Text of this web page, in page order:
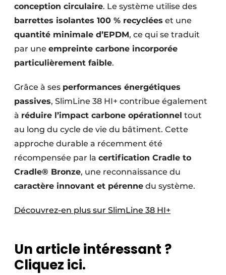
conception circulaire. Le système utilise des
barrettes isolantes 100 % recyclées et une
quantité minimale d’EPDM, ce qui se traduit
par une empreinte carbone incorporée
particulièrement faible.
Grâce à ses performances énergétiques
passives, SlimLine 38 HI+ contribue également
à réduire l’impact carbone opérationnel tout
au long du cycle de vie du bâtiment. Cette
approche durable a récemment été
récompensée par la certification Cradle to
Cradle® Bronze, une reconnaissance du
caractère innovant et pérenne du système.
Découvrez-en plus sur SlimLine 38 HI+
Un article intéressant ?
Cliquez ici.